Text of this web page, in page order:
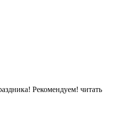
Рекомендуем! читать